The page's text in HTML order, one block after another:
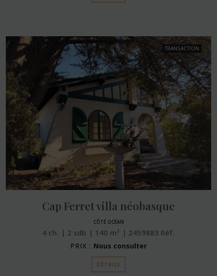
TRANSACTION
Cap Ferret villa néobasque
CÔTÉ OCÉAN
4 ch. 2 sdb 140 m² 2459883 Réf.
PRIX : Nous consulter
DÉTAILS